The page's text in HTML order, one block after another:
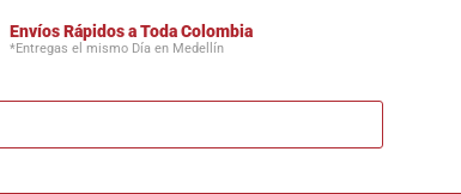
Envíos Rápidos a Toda Colombia
*Entregas el mismo Día en Medellín